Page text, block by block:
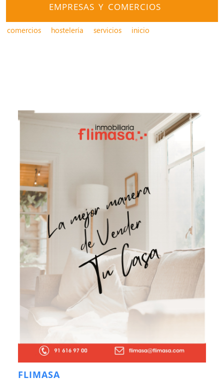
EMPRESAS Y COMERCIOS
comercios hostelería servicios inicio
FLIMASA